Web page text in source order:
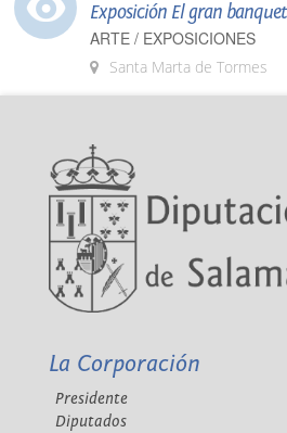
Exposición El gran
ARTE / EXPOSICIONES
Santa Marta de Tormes
La Corporación
Presidente
Diputados